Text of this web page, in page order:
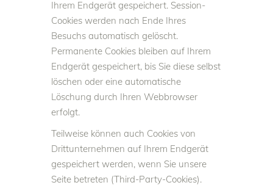
Ihrem Endgerät gespeichert. Session-
Cookies werden nach Ende Ihres
Besuchs automatisch gelöscht.
Permanente Cookies bleiben auf Ihrem
Endgerät gespeichert, bis Sie diese selbst
löschen oder eine automatische
Löschung durch Ihren Webbrowser
erfolgt.
Teilweise können auch Cookies von
Drittunternehmen auf Ihrem Endgerät
gespeichert werden, wenn Sie unsere
Seite betreten (Third-Party-Cookies).